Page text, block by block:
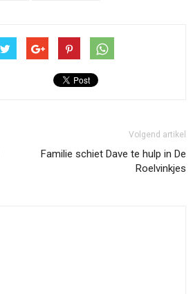
Volgend artikel
Familie schiet Dave te hulp in De
Roelvinkjes